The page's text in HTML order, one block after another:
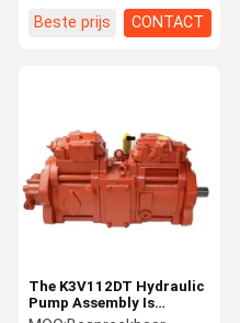
Beste prijs
CONTACT
The K3V112DT Hydraulic
Pump Assembly Is
Suitable For LiuGong